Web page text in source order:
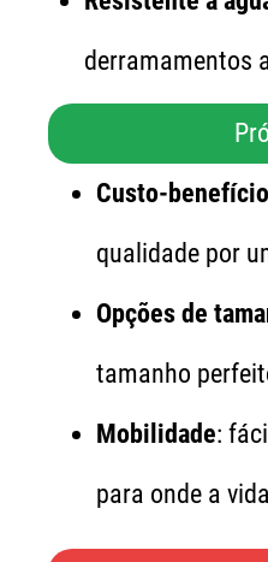
derramamentos
Custo-benefício
qualidade por
Opções de
tamanho
Mobilidade:
para onde a